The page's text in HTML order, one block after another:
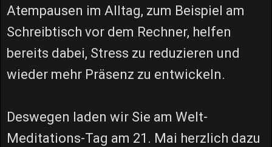
Atempausen im Alltag, zum Beispiel am
Schreibtisch vor dem Rechner, helfen
bereits dabei, Stress zu reduzieren und
wieder mehr Präsenz zu entwickeln.
Deswegen laden wir Sie am Welt-
Meditations-Tag am 21. Mai herzlich dazu